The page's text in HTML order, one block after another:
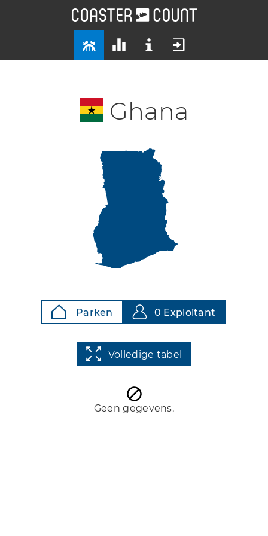
Ghana
Parken 0 Exploitant
Volledige tabel
Geen gegevens.